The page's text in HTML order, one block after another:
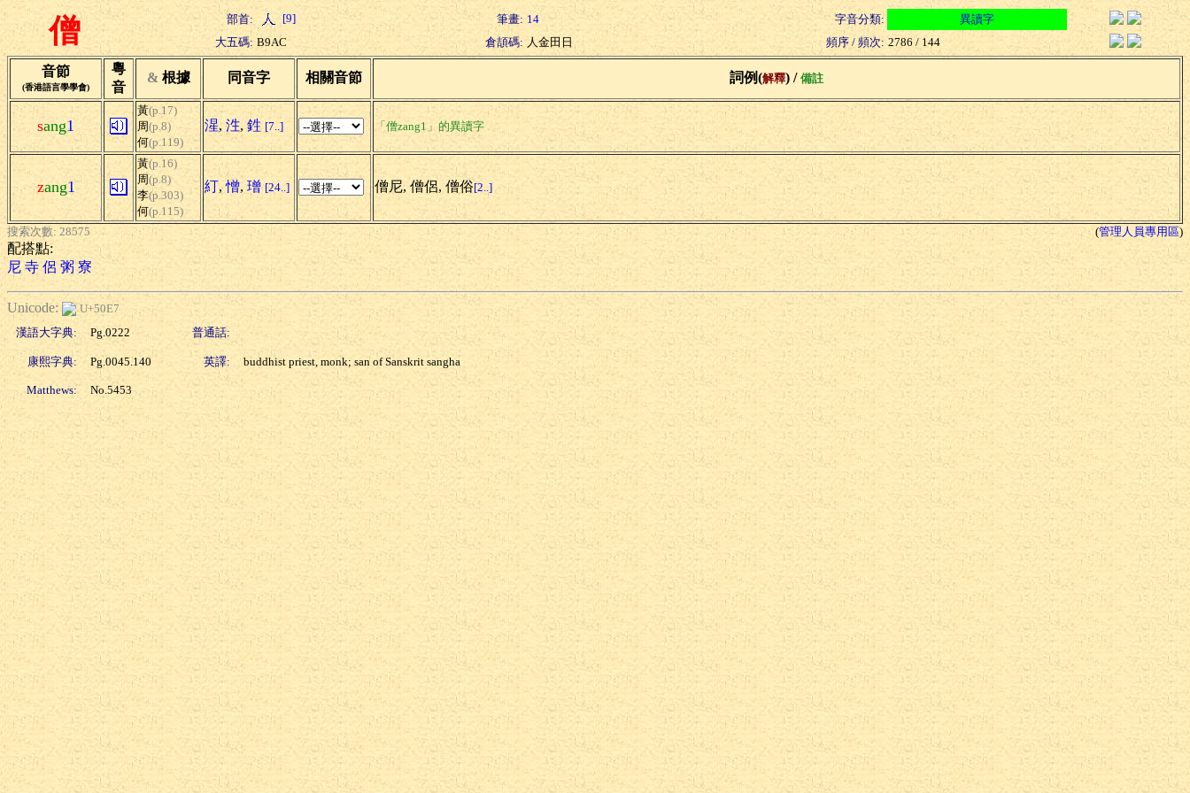
僧 部首: [9] 筆畫: 14 字音分類:
異讀字
大五碼: B9AC 倉頡碼: 人金田日 頻序 / 頻次: 2786 / 144
音節
(香港語言學學會)
粵
音
& 根據 同音字 相關音節 詞例(解釋) / 備註
sang1
黃(p.17)
周(p.8)
何(p.119)
湦, 泩, 鉎 [7..] 「僧zang1」的異讀字
zang1
黃(p.16)
周(p.8)
李(p.303)
何(p.115)
糽,憎, 璔 [24..] 僧尼, 僧侶, 僧俗[2..]
搜索次數: 28575 (管理人員專用區)
配搭點:
尼 寺 侶 粥 寮
Unicode:
U+50E7
漢語大字典:
Pg.0222 普通話:
康熙字典: Pg.0045.140 英譯: buddhist priest, monk; san of Sanskrit sangha
Matthews: No.5453